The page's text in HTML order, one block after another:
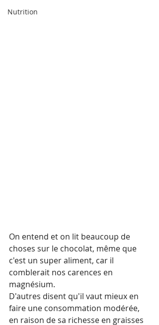
Nutrition
On entend et on lit beaucoup de
choses sur le chocolat, même que
c'est un super aliment, car il
comblerait nos carences en
magnésium.
D'autres disent qu'il vaut mieux en
faire une consommation modérée,
en raison de sa richesse en graisses